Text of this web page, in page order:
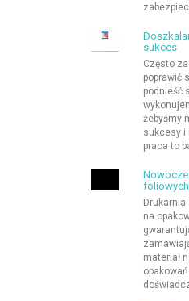
sukces
Często
poprawić
podnieść
żebyśmy
sukcesy i
praca to
foliowych
na
materiał